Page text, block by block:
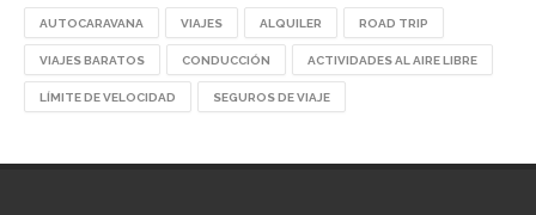
AUTOCARAVANA VIAJES ALQUILER ROAD TRIP
VIAJES BARATOS CONDUCCIÓN ACTIVIDADES AL AIRE LIBRE
LÍMITE DE VELOCIDAD SEGUROS DE VIAJE